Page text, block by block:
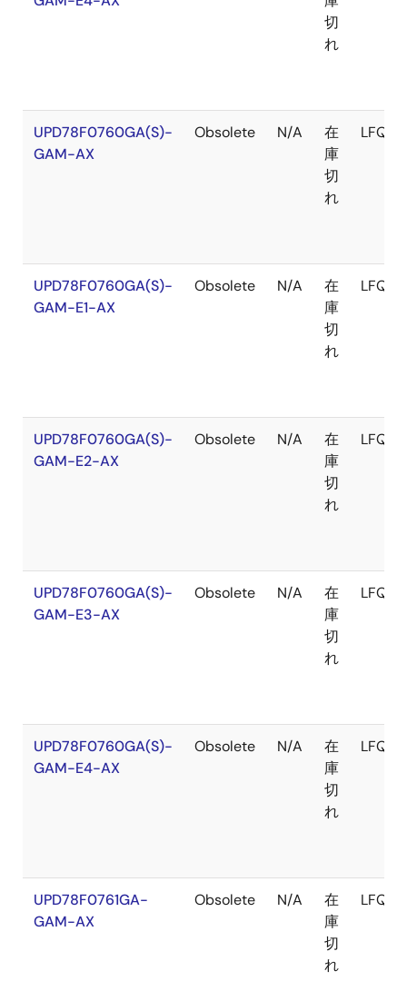
切
れ
UPD78F0760GA(S)-
GAM-AX
Obsolete N/A
在
庫
切
れ
LFQFP
UPD78F0760GA(S)-
GAM-E1-AX
Obsolete N/A
在
庫
切
れ
LFQFP
UPD78F0760GA(S)-
GAM-E2-AX
Obsolete N/A
在
庫
切
れ
LFQFP
UPD78F0760GA(S)-
GAM-E3-AX
Obsolete N/A
在
庫
切
れ
LFQFP
UPD78F0760GA(S)-
GAM-E4-AX
Obsolete N/A
在
庫
切
れ
LFQFP
UPD78F0761GA-
GAM-AX
Obsolete N/A
在
庫
切
れ
LFQFP